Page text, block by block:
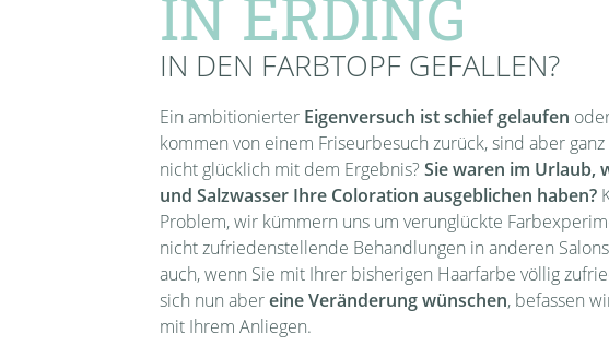
IN ERDING
IN DEN FARBTOPF GEFALLEN?
Ein ambitionierter Eigenversuch ist schief gelaufen
kommen von einem Friseurbesuch zurück, sind aber
nicht glücklich mit dem Ergebnis?Sie waren im Urlaub,
und Salzwasser Ihre Coloration ausgeblichen haben?
Problem, wir kümmern uns um verunglückte
nicht zufriedenstellende Behandlungen in anderen
auch, wenn Sie mit Ihrer bisherigen Haarfarbe völlig
sich nun abereine Veränderung wünschen, befassen
mit Ihrem Anliegen.